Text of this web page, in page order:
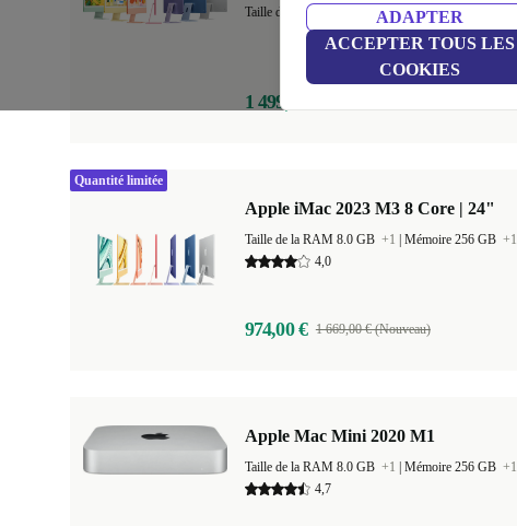
ADAPTER
ACCEPTER TOUS LES
COOKIES
Taille de la RAM 16.0 GB+1 |Mémoire 512 GB
1 499,00 €
Apple iMac 2023 M3 8 Core | 24"
Taille de la RAM 8.0 GB +1 Mémoire 256 GB +1
4,0
974,00 € 1 669,00 € (Nouveau)
Quantité limitée
Apple Mac Mini 2020 M1
Taille de la RAM 8.0 GB +1 Mémoire 256 GB +1
4,7